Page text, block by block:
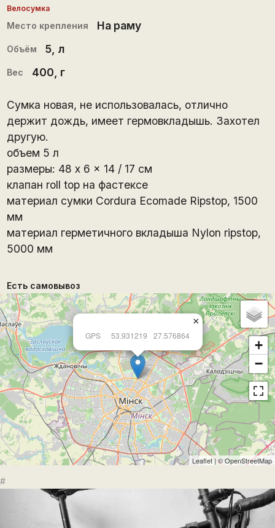
Велосумка
Место крепления На раму
Объём 5, л
Вес 400 , г
Сумка новая, не использовалась, отлично
держит дождь, имеет гермовкладышь. Захотел
другую.
объем 5 л
размеры: 48 x 6 x 14 / 17 см
клапан roll top на фастексе
материал сумки Сordura Ecomade Ripstop, 1500
мм
материал герметичного вкладыша Nylon ripstop,
5000 мм
Есть самовывоз
GPS 53.931219 27.576864
×
+
−
Leaflet| ©OpenStreetMap
#